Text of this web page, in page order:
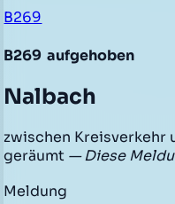
B269
B269 aufgehoben
Nalbach
zwischen Kreisverkehr
geräumt — Diese
Meldung